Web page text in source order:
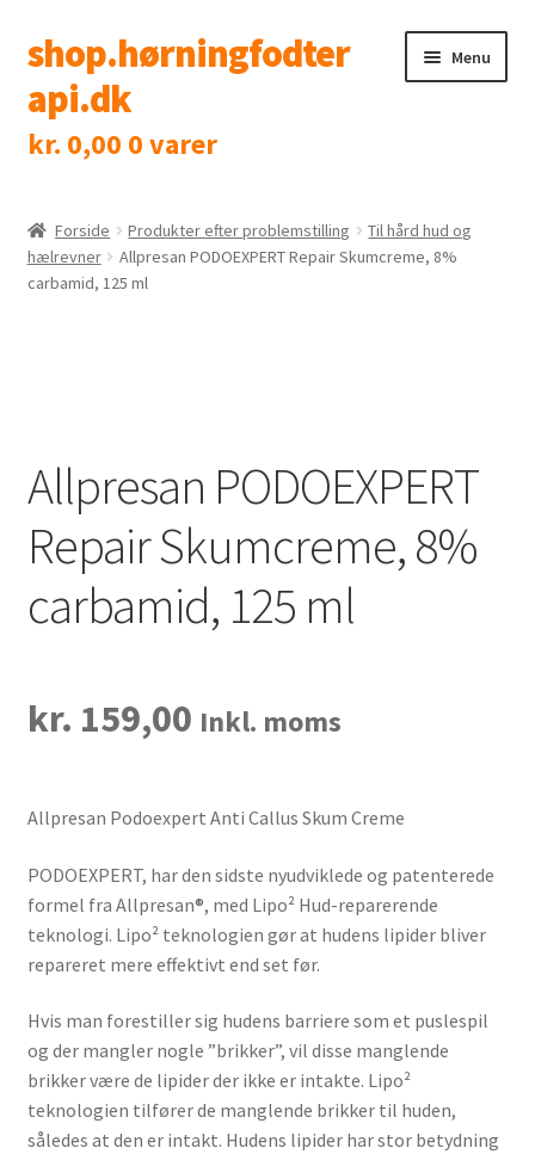
Spring
til
navigation
Spring
til
indhold
shop.hørningfodter
api.dk
Menu
Shop
Klinik
Tidsbestilling
kr. 0,00 0 varer
Forside Produkter efter problemstilling
Til hård hud og
hælrevner
Allpresan PODOEXPERT Repair Skumcreme, 8%
carbamid, 125 ml
Allpresan PODOEXPERT
Repair Skumcreme, 8%
carbamid, 125 ml
kr. 159,00 Inkl. moms
Allpresan Podoexpert Anti Callus Skum Creme
PODOEXPERT, har den sidste nyudviklede og patenterede
formel fra Allpresan®, med Lipo² Hud-reparerende
teknologi. Lipo² teknologien gør at hudens lipider bliver
repareret mere effektivt end set før.
Hvis man forestiller sig hudens barriere som et puslespil
og der mangler nogle ”brikker”, vil disse manglende
brikker være de lipider der ikke er intakte. Lipo²
teknologien tilfører de manglende brikker til huden,
således at den er intakt. Hudens lipider har stor betydning